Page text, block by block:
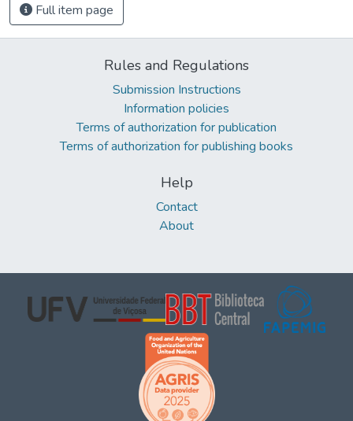
Full item page
Rules and Regulations
Submission Instructions
Information policies
Terms of authorization for publication
Terms of authorization for publishing books
Help
Contact
About